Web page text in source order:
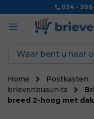
024 - 206
Home Postkasten
brievenbusunits
breed 2-hoog met